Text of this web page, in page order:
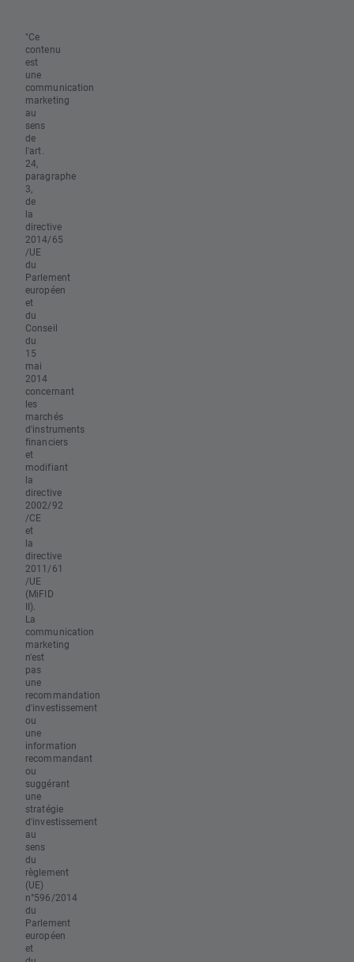
"Ce
contenu
est
une
communication
marketing
au
sens
de
l'art.
24,
paragraphe
3,
de
la
directive
2014/65
/UE
du
Parlement
européen
et
du
Conseil
du
15
mai
2014
concernant
les
marchés
d'instruments
financiers
et
modifiant
la
directive
2002/92
/CE
et
la
directive
2011/61
/UE
(MiFID
II).
La
communication
marketing
n'est
pas
une
recommandation
d'investissement
ou
une
information
recommandant
ou
suggérant
une
stratégie
d'investissement
au
sens
du
règlement
(UE)
n°596/2014
du
Parlement
européen
et